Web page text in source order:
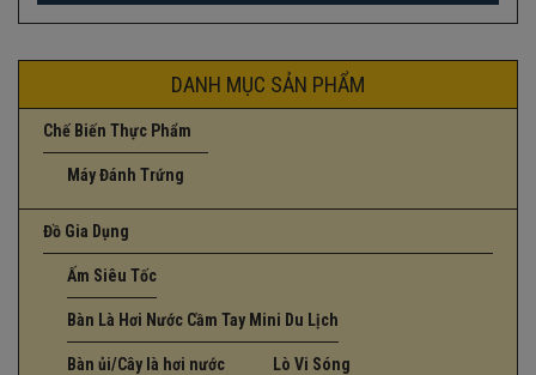
DANH MỤC SẢN PHẨM
Chế Biến Thực Phẩm
Máy Đánh Trứng
Đồ Gia Dụng
Ấm Siêu Tốc
Bàn Là Hơi Nước Cầm Tay Mini Du Lịch
Bàn ủi/Cây là hơi nước Lò Vi Sóng